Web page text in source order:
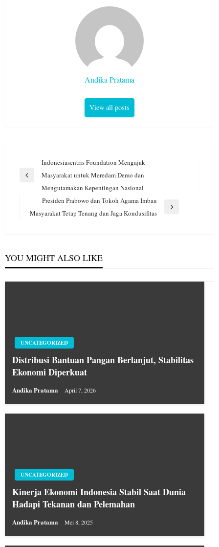
Andika Pratama
View all posts
Navigasi
pos
Previous
Indonesiasentris Foundation Mengajak
Masyarakat untuk Meredam Demo dan
Mengutamakan Kepentingan Nasional
Next
Presiden Prabowo dan Tokoh Agama Imbau
Masyarakat Tetap Tenang dan Jaga Kondusifitas
YOU MIGHT ALSO LIKE
UNCATEGORIZED
Distribusi Bantuan Pangan Berlanjut, Stabilitas
Ekonomi Diperkuat
Andika Pratama April 7, 2026
UNCATEGORIZED
Kinerja Ekonomi Indonesia Stabil Saat Dunia
Hadapi Tekanan dan Pelemahan
Andika Pratama Mei 8, 2025